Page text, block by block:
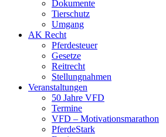
Dokumente
Tierschutz
Umgang
AK Recht
Pferdesteuer
Gesetze
Reitrecht
Stellungnahmen
Veranstaltungen
50 Jahre VFD
Termine
VFD – Motivationsmarathon
PferdeStark